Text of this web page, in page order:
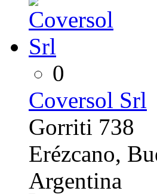
0
Coversol Srl
Gorriti 738
Erézcano,
Argentina